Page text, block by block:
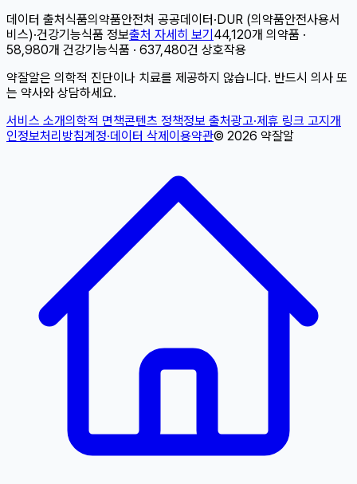
데이터 출처식품의약품안전처 공공데이터·DUR (의약품안전사용서
비스)·건강기능식품 정보출처 자세히 보기44,120개 의약품 ·
58,980개 건강기능식품 · 637,480건 상호작용
약잘알은 의학적 진단이나 치료를 제공하지 않습니다. 반드시 의사 또
는 약사와 상담하세요.
서비스 소개의학적 면책콘텐츠 정책정보 출처광고·제휴 링크 고지개
인정보처리방침계정·데이터 삭제이용약관© 2026 약잘알